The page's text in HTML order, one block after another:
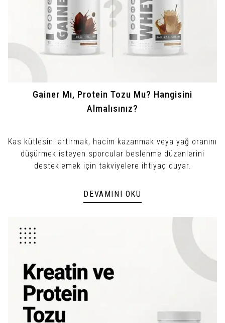
Gainer Mı, Protein Tozu Mu? Hangisini
Almalısınız?
Kas kütlesini artırmak, hacim kazanmak veya yağ oranını
düşürmek isteyen sporcular beslenme düzenlerini
desteklemek için takviyelere ihtiyaç duyar.
DEVAMINI OKU